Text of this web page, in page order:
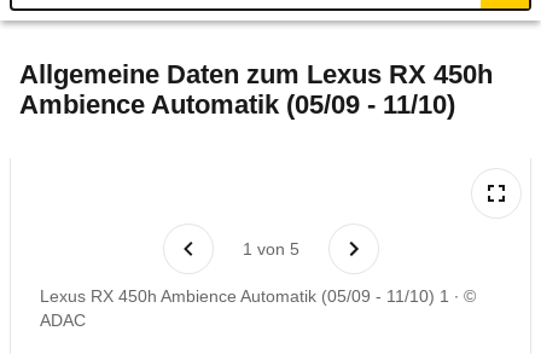
Technische Daten
Laufende Kosten
Rückrufe & Mängel
Allgemeine Daten zum Lexus RX 450h
Ambience Automatik (05/09 - 11/10)
1 von 5
Lexus RX 450h Ambience Automatik (05/09 - 11/10) 1
©
ADAC